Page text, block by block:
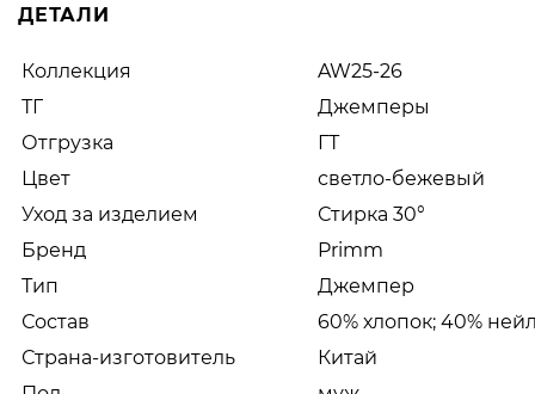
ДЕТАЛИ
Коллекция
AW25-26
ТГ
Джемперы
Отгрузка
ГТ
Цвет
светло-бежевый
Уход за изделием
Стирка 30°
Бренд
Primm
Тип
Джемпер
Состав
60% хлопок; 40%
Страна-изготовитель
Китай